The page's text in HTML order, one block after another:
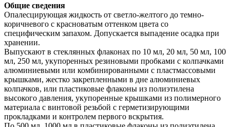
Общие сведения
Опалесцирующая жидкость от светло-желтого до темно-
коричневого с красноватым оттенком цвета со
специфическим запахом. Допускается выпадение осадка при
хранении.
Выпускают в стеклянных флаконах по 10 мл, 20 мл, 50 мл, 100
мл, 250 мл, укупоренных резиновыми пробками с колпачками
алюминиевыми или комбинированными с пластмассовыми
крышками, жестко закрепленными в дне алюминиевых
колпачков, или пластиковые флаконы из полиэтилена
высокого давления, укупоренные крышками из полимерного
материала с винтовой резьбой с герметизирующими
прокладками и контролем первого вскрытия.